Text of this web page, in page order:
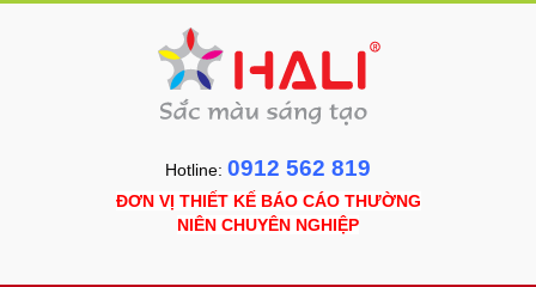
Hotline: 0912 562 819
ĐƠN VỊ THIẾT KẾ BÁO CÁO THƯỜNG
NIÊN CHUYÊN NGHIỆP